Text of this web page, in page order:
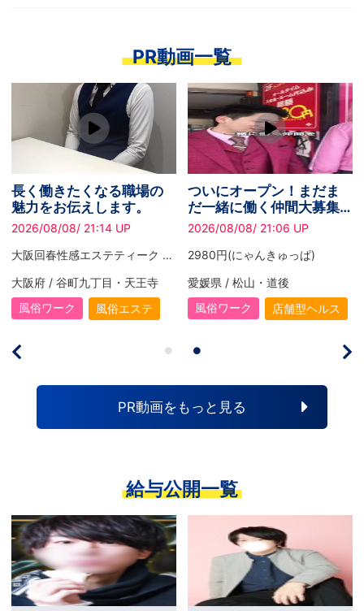
PR動画一覧
たくなる職場の
伝えします。
08/ 21:14 UP
大阪回春性感エステティーク 谷九店【スピードグループ】
町九丁目・天王寺
ク
風俗エステ
ついにオープン！まだま
だ一緒に働く仲間大募集
中です！
2026/08/08/ 21:06 UP
2980円(にゃんきゅっぱ)
愛媛県 / 松山・道後
風俗ワーク
店舗型ヘルス
25年以
で、安
風俗ワ
PR動画をもっと見る
給与公開一覧